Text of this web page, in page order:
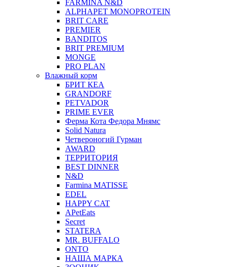
FARMINA N&D
ALPHAPET MONOPROTEIN
BRIT CARE
PREMIER
BANDITOS
BRIT PREMIUM
MONGE
PRO PLAN
Влажный корм
БРИТ КЕА
GRANDORF
PETVADOR
PRIME EVER
Ферма Кота Федора Мнямс
Solid Natura
Четвероногий Гурман
AWARD
ТЕРРИТОРИЯ
BEST DINNER
N&D
Farmina MATISSE
EDEL
HAPPY CAT
APetEats
Secret
STATERA
MR. BUFFALO
ONTO
НАША МАРКА